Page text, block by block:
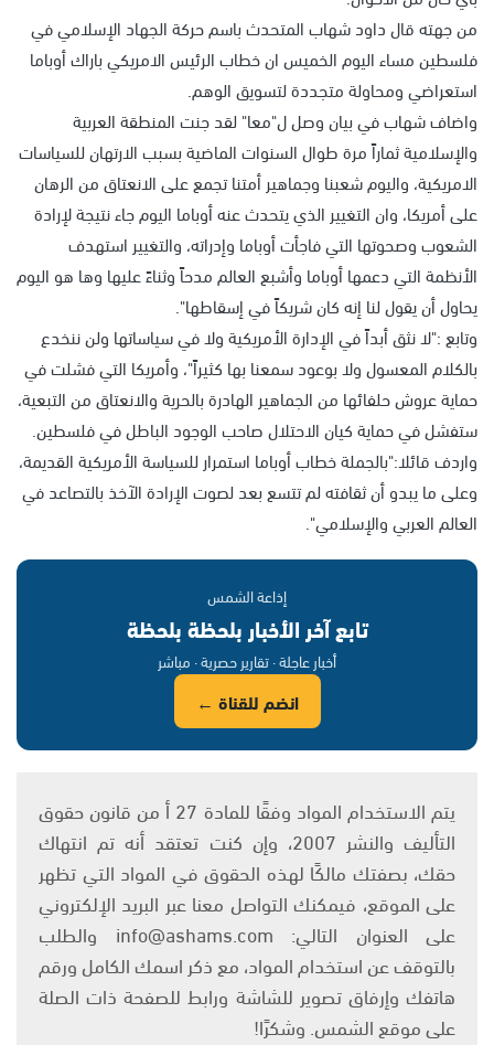
من جهته قال داود شهاب المتحدث باسم حركة الجهاد الإسلامي في
فلسطين مساء اليوم الخميس ان خطاب الرئيس الامريكي باراك أوباما
استعراضي ومحاولة متجددة لتسويق الوهم.
واضاف شهاب في بيان وصل ل"معا" لقد جنت المنطقة العربية
والإسلامية ثماراً مرة طوال السنوات الماضية بسبب الارتهان للسياسات
الامريكية، واليوم شعبنا وجماهير أمتنا تجمع على الانعتاق من الرهان
على أمريكا، وان التغيير الذي يتحدث عنه أوباما اليوم جاء نتيجة لإرادة
الشعوب وصحوتها التي فاجأت أوباما وإدراته، والتغيير استهدف
الأنظمة التي دعمها أوباما وأشبع العالم مدحاً وثناءً عليها وها هو اليوم
يحاول أن يقول لنا إنه كان شريكاً في إسقاطها".
وتابع :"لا نثق أبداً في الإدارة الأمريكية ولا في سياساتها ولن ننخدع
بالكلام المعسول ولا بوعود سمعنا بها كثيراً"، وأمريكا التي فشلت في
حماية عروش حلفائها من الجماهير الهادرة بالحرية والانعتاق من التبعية،
ستفشل في حماية كيان الاحتلال صاحب الوجود الباطل في فلسطين.
واردف قائلا:"بالجملة خطاب أوباما استمرار للسياسة الأمريكية القديمة،
وعلى ما يبدو أن ثقافته لم تتسع بعد لصوت الإرادة الآخذ بالتصاعد في
العالم العربي والإسلامي".
إذاعة الشمس
تابع آخر الأخبار بلحظة بلحظة
أخبار عاجلة · تقارير حصرية · مباشر
انضم للقناة ←
يتم الاستخدام المواد وفقًا للمادة 27 أ من قانون حقوق
التأليف والنشر 2007، وإن كنت تعتقد أنه تم انتهاك
حقك، بصفتك مالكًا لهذه الحقوق في المواد التي تظهر
على الموقع، فيمكنك التواصل معنا عبر البريد الإلكتروني
على العنوان التالي: info@ashams.com والطلب
بالتوقف عن استخدام المواد، مع ذكر اسمك الكامل ورقم
هاتفك وإرفاق تصوير للشاشة ورابط للصفحة ذات الصلة
على موقع الشمس. وشكرًا!